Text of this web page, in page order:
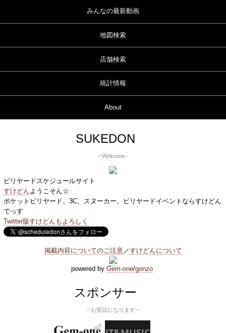
みんなの最新動画
地図検索
店舗検索
統計情報
About
SUKEDON
--Welcome--
ビリヤードスケジュールサイト
すけどんようこそん☆
ポケットビリヤード、3C、スヌーカー。ビリヤードイベントならすけどん
でっす
Twitter版すけどんもよろしく
掲載内容についてのご注意／すけどんについて
powered by Gem-one/gonzo
スポンサー
--お世話になります--